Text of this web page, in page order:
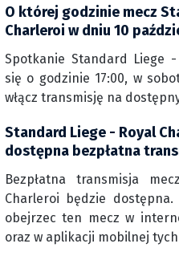
O której godzinie mecz
Charleroi w dniu 10
Spotkanie Standard Liege
się o godzinie 17:00, w
włącz transmisję na
Standard Liege - Royal
dostępna bezpłatna
Bezpłatna transmisja
Charleroi będzie
obejrzec ten mecz w
oraz w aplikacji mobilnej